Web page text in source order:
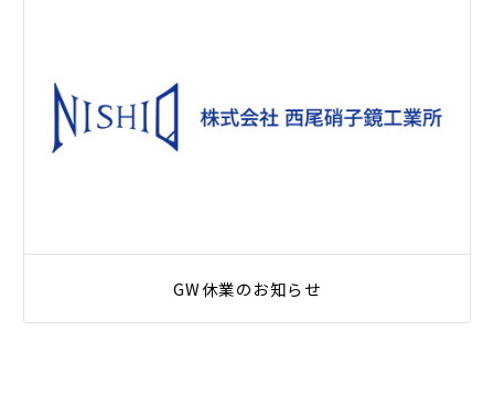
GW休業のお知らせ